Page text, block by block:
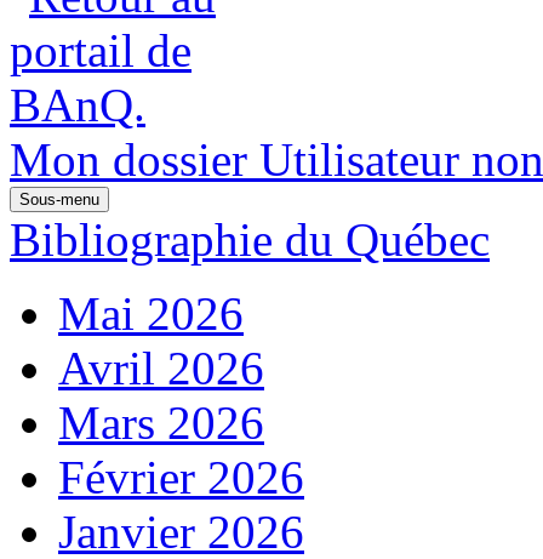
Mon dossier Utilisateur
Sous-menu
Bibliographie du Québec
Mai 2026
Avril 2026
Mars 2026
Février 2026
Janvier 2026